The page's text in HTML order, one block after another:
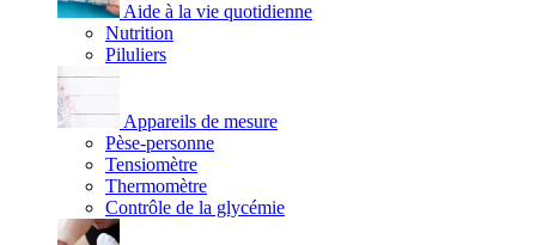
Aide à la vie quotidienne
Nutrition
Piluliers
Appareils de mesure
Pèse-personne
Tensiomètre
Thermomètre
Contrôle de la glycémie